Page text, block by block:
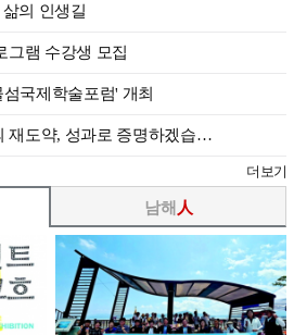
의 인생길
그램 수강생 모집
국제학술포럼' 개최
재도약, 성과로 증명하겠습…
더보기
남해 人